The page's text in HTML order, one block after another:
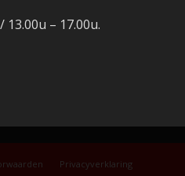
13.00u – 17.00u.
Privacyverklaring